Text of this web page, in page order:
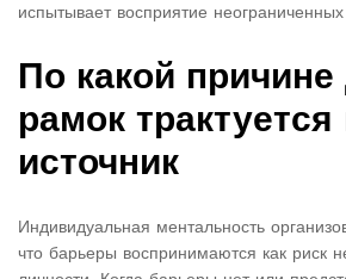
испытывает восприятие неограниченных
По какой
рамок трактуется
источник
Индивидуальная ментальность
что барьеры воспринимаются как риск